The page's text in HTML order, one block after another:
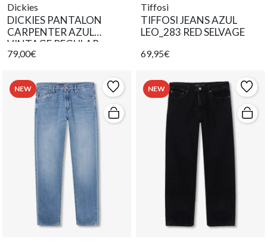
Dickies
DICKIES PANTALON
CARPENTER AZUL
VINTAGE REGULAR
79,00€
Tiffosi
TIFFOSI JEANS AZUL
LEO_283 RED SELVAGE
69,95€
NEW NEW